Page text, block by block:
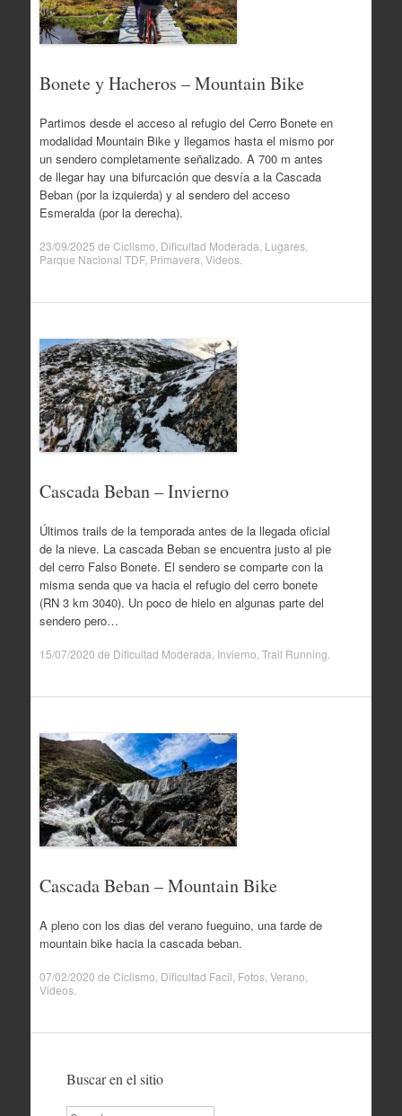
Bonete y Hacheros – Mountain Bike
Partimos desde el acceso al refugio del Cerro Bonete en
modalidad Mountain Bike y llegamos hasta el mismo por
un sendero completamente señalizado. A 700 m antes
de llegar hay una bifurcación que desvía a la Cascada
Beban (por la izquierda) y al sendero del acceso
Esmeralda (por la derecha).
23/09/2025 de Ciclismo Dificultad Moderada Lugares,
Parque Nacional TDF, Primavera Videos.
Cascada Beban – Invierno
Últimos trails de la temporada antes de la llegada oficial
de la nieve. La cascada Beban se encuentra justo al pie
del cerro Falso Bonete. El sendero se comparte con la
misma senda que va hacia el refugio del cerro bonete
(RN 3 km 3040). Un poco de hielo en algunas parte del
sendero pero…
15/07/2020 de Dificultad Moderada Invierno Trail Running
Cascada Beban – Mountain Bike
A pleno con los dias del verano fueguino, una tarde de
mountain bike hacia la cascada beban.
07/02/2020 de Ciclismo Dificultad Facil Fotos, Verano
Videos.
Buscar en el sitio